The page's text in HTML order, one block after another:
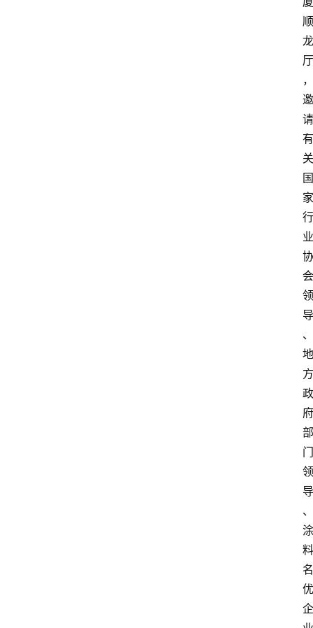
顺
龙
厅
，
邀
请
有
关
国
家
行
业
协
会
领
导
、
地
方
政
府
部
门
领
导
、
涂
料
名
优
企